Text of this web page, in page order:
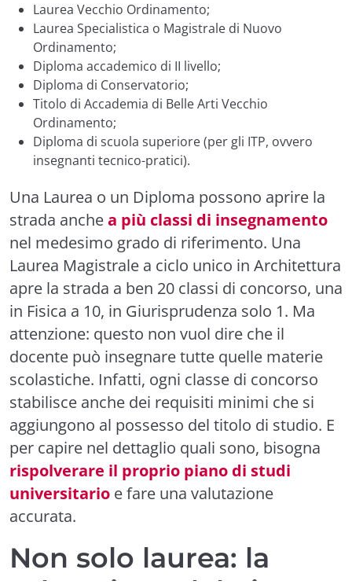
Laurea Vecchio Ordinamento;
Laurea Specialistica o Magistrale di Nuovo
Ordinamento;
Diploma accademico di II livello;
Diploma di Conservatorio;
Titolo di Accademia di Belle Arti Vecchio
Ordinamento;
Diploma di scuola superiore (per gli ITP, ovvero
insegnanti tecnico-pratici).
Una Laurea o un Diploma possono aprire la
strada anchea più classi di insegnamento
nel medesimo grado di riferimento. Una
Laurea Magistrale a ciclo unico in Architettura
apre la strada a ben 20 classi di concorso, una
in Fisica a 10, in Giurisprudenza solo 1. Ma
attenzione: questo non vuol dire che il
docente può insegnare tutte quelle materie
scolastiche. Infatti, ogni classe di concorso
stabilisce anche dei requisiti minimi che si
aggiungono al possesso del titolo di studio. E
per capire nel dettaglio quali sono, bisogna
rispolverare il proprio piano di studi
universitario e fare una valutazione
accurata.
Non solo laurea: la